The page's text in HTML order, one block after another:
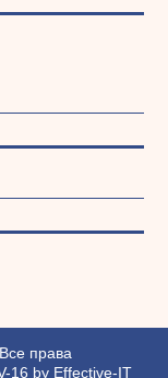
права
16 by Effective-IT